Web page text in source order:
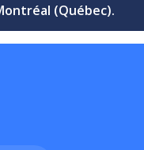
(Québec).